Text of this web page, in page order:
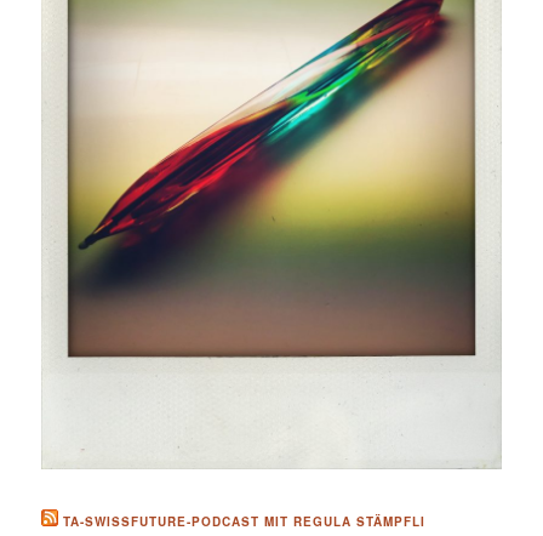
TA-SWISSFUTURE-PODCAST MIT REGULA STÄMPFLI